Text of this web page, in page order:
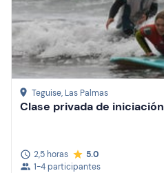
Teguise, Las Palmas
Clase privada de
2,5 horas
5.0
1-4 participantes